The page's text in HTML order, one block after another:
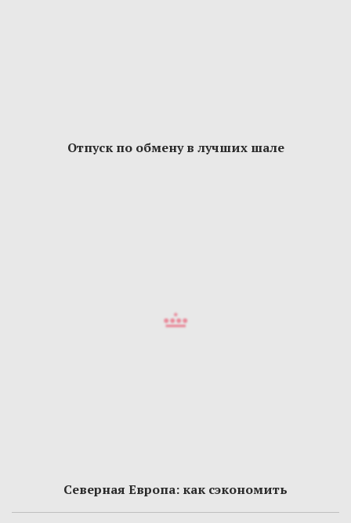
Отпуск по обмену в лучших шале
Северная Европа: как сэкономить